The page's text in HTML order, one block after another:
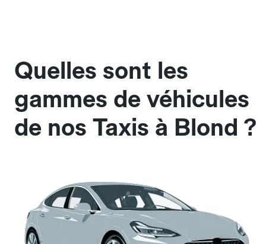
Quelles sont les
gammes de véhicules
de nos Taxis à Blond ?